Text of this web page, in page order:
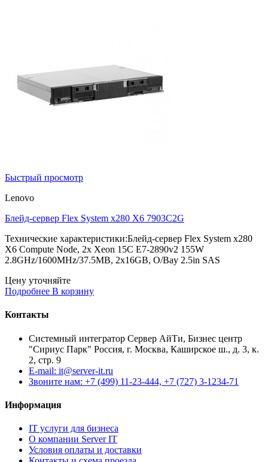
Быстрый просмотр
Lenovo
Блейд-сервер Flex System x280 X6 7903C2G
Технические характеристики:Блейд-сервер Flex System x280
X6 Compute Node, 2x Xeon 15C E7-2890v2 155W
2.8GHz/1600MHz/37.5MB, 2x16GB, O/Bay 2.5in SAS
Цену уточняйте
Подробнее В корзину
Контакты
Системный интегратор Сервер АйТи, Бизнес центр
"Сириус Парк" Россия, г. Москва, Каширское ш., д. 3, к.
2, стр. 9
E-mail: it@server-it.ru
Звоните нам: +7 (499) 11-23-444, +7 (727) 3-1234-71
Информация
IT услуги для бизнеса
О компании Server IT
Условия оплаты и доставки